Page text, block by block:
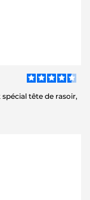
tête de rasoir,